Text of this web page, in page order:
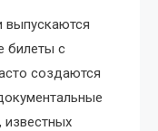
выпускаются
билеты с
создаются
известных